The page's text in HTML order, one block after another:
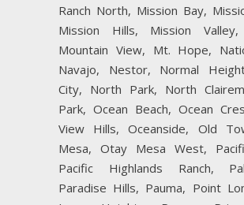
Ranch North, Mission Bay,
Mission Hills, Mission Valley,
Mountain View, Mt. Hope,
Navajo, Nestor, Normal
City, North Park, North
Park, Ocean Beach, Ocean
View Hills, Oceanside, Old
Mesa, Otay Mesa West,
Pacific Highlands Ranch,
Paradise Hills, Pauma, Point